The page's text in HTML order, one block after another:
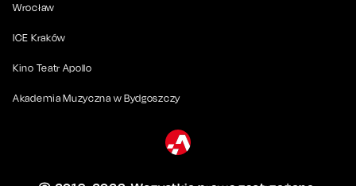
Wrocław
ICE Kraków
Kino Teatr Apollo
Akademia Muzyczna w Bydgoszczy